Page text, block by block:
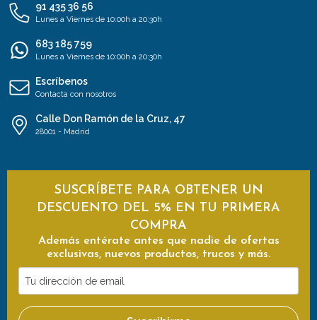
91 435 36 56
Lunes a Viernes de 10:00h a 20:30h
683 185 759
Lunes a Viernes de 10:00h a 20:30h
Escríbenos
Contacta con nosotros
Calle Don Ramón de la Cruz, 47
28001 - Madrid
SUSCRÍBETE PARA OBTENER UN
DESCUENTO DEL 5% EN TU PRIMERA
COMPRA
Además entérate antes que nadie de ofertas
exclusivas, nuevos productos, trucos y más.
Tu
dirección
de